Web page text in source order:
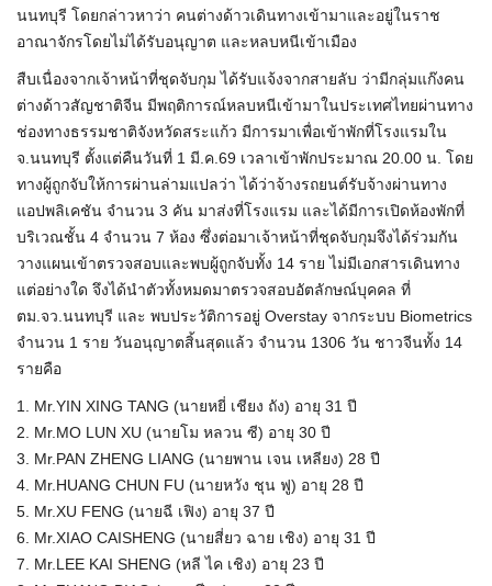
นนทบุรี โดยกล่าวหาว่า คนต่างด้าวเดินทางเข้ามาและอยู่ในราช
อาณาจักรโดยไม่ได้รับอนุญาต และหลบหนีเข้าเมือง
สืบเนื่องจากเจ้าหน้าที่ชุดจับกุม ได้รับแจ้งจากสายลับ ว่ามีกลุ่มแก๊งคน
ต่างด้าวสัญชาติจีน มีพฤติการณ์หลบหนีเข้ามาในประเทศไทยผ่านทาง
ช่องทางธรรมชาติจังหวัดสระแก้ว มีการมาเพื่อเข้าพักที่โรงแรมใน
จ.นนทบุรี ตั้งแต่คืนวันที่ 1 มี.ค.69 เวลาเข้าพักประมาณ 20.00 น. โดย
ทางผู้ถูกจับให้การผ่านล่ามแปลว่า ได้ว่าจ้างรถยนต์รับจ้างผ่านทาง
แอปพลิเคชัน จำนวน 3 คัน มาส่งที่โรงแรม และได้มีการเปิดห้องพักที่
บริเวณชั้น 4 จำนวน 7 ห้อง ซึ่งต่อมาเจ้าหน้าที่ชุดจับกุมจึงได้ร่วมกัน
วางแผนเข้าตรวจสอบและพบผู้ถูกจับทั้ง 14 ราย ไม่มีเอกสารเดินทาง
แต่อย่างใด จึงได้นำตัวทั้งหมดมาตรวจสอบอัตลักษณ์บุคคล ที่
ตม.จว.นนทบุรี และ พบประวัติการอยู่ Overstay จากระบบ Biometrics
จำนวน 1 ราย วันอนุญาตสิ้นสุดแล้ว จำนวน 1306 วัน ชาวจีนทั้ง 14
รายคือ
1. Mr.YIN XING TANG (นายหยี่ เชียง ถัง) อายุ 31 ปี
2. Mr.MO LUN XU (นายโม หลวน ซี) อายุ 30 ปี
3. Mr.PAN ZHENG LIANG (นายพาน เจน เหลียง) 28 ปี
4. Mr.HUANG CHUN FU (นายหวัง ชุน ฟู) อายุ 28 ปี
5. Mr.XU FENG (นายฉี เฟิง) อายุ 37 ปี
6. Mr.XIAO CAISHENG (นายสี่ยว ฉาย เชิง) อายุ 31 ปี
7. Mr.LEE KAI SHENG (หลี ไค เชิง) อายุ 23 ปี